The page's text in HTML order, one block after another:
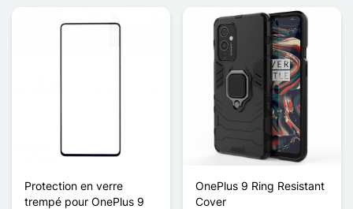
Protection en verre
trempé pour OnePlus 9
OnePlus 9 Ring Resistant
Cover